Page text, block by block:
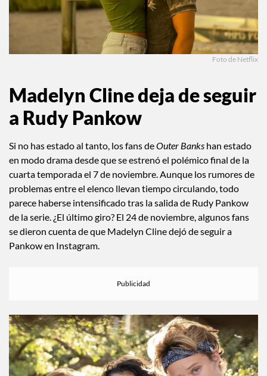
Foto de Netflix
Madelyn Cline deja de seguir
a Rudy Pankow
Si no has estado al tanto, los fans deOuter Banks han estado
en modo drama desde que se estrenó el polémico final de la
cuarta temporada el 7 de noviembre. Aunque los rumores de
problemas entre el elenco llevan tiempo circulando, todo
parece haberse intensificado tras la salida de Rudy Pankow
de la serie. ¿El último giro? El 24 de noviembre, algunos fans
se dieron cuenta de que Madelyn Cline dejó de seguir a
Pankow en Instagram.